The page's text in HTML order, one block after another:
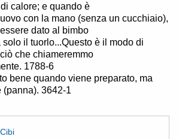
di calore; e quando è
con la mano (senza un cucchiaio),
dato al bimbo
il tuorlo...Questo è il modo di
che chiameremmo
1788-6
bene quando viene preparato, ma
(panna). 3642-1
Cibi